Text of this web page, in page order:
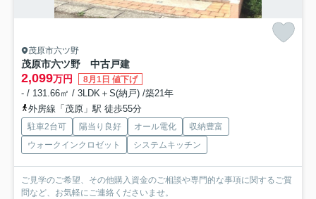
茂原市六ツ野
茂原市六ツ野 中古戸建
2,099万円 8月1日 値下げ
- / 131.66㎡ / 3LDK＋S(納戸) /築21年
外房線「茂原」駅 徒歩55分
駐車2台可 陽当り良好 オール電化
収納豊富
ウォークインクロゼット
システムキッチン
ご見学のご希望、その他購入資金のご相談や専門的な事項に関するご質
問など、お気軽にご連絡くださいませ。